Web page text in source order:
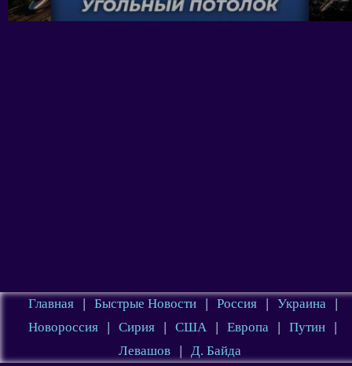
Главная | Быстрые Новости | Россия | Украина
|
Новороссия
| Сирия | США | Европа | Путин
|
Левашов
| Д. Байда